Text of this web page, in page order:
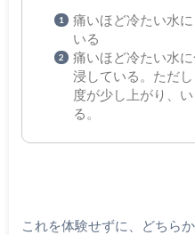
痛いほど冷たい水
いる
痛いほど冷たい水
浸している。ただ
度が少し上がり、
る。
これを体験せずに、どちら